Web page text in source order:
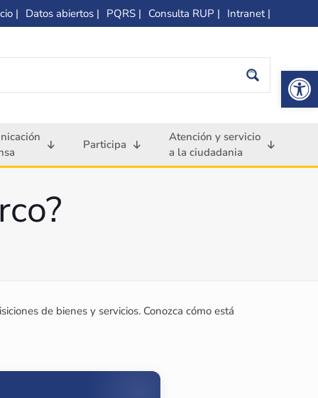
| Datos abiertos | PQRS | Consulta RUP | Intranet |
Participa
Atención y servicio
a la ciudadania
de bienes y servicios. Conozca cómo está